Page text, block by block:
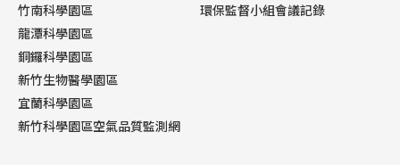
竹南科學園區
龍潭科學園區
銅鑼科學園區
新竹生物醫學園區
宜蘭科學園區
新竹科學園區空氣品質監測網
環保監督小組會議記錄